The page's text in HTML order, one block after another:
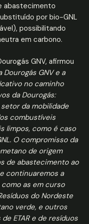
abastecimento
por bio-GNL
possibilitando
em carbono.
GNV, afirmou
GNV e a
no caminho
da Dourogás:
da mobilidade
combustíveis
limpos, como é caso
O compromisso da
de origem
de abastecimento ao
continuaremos a
as em curso
do Nordeste
verde, e outros
ETAR e de resíduos